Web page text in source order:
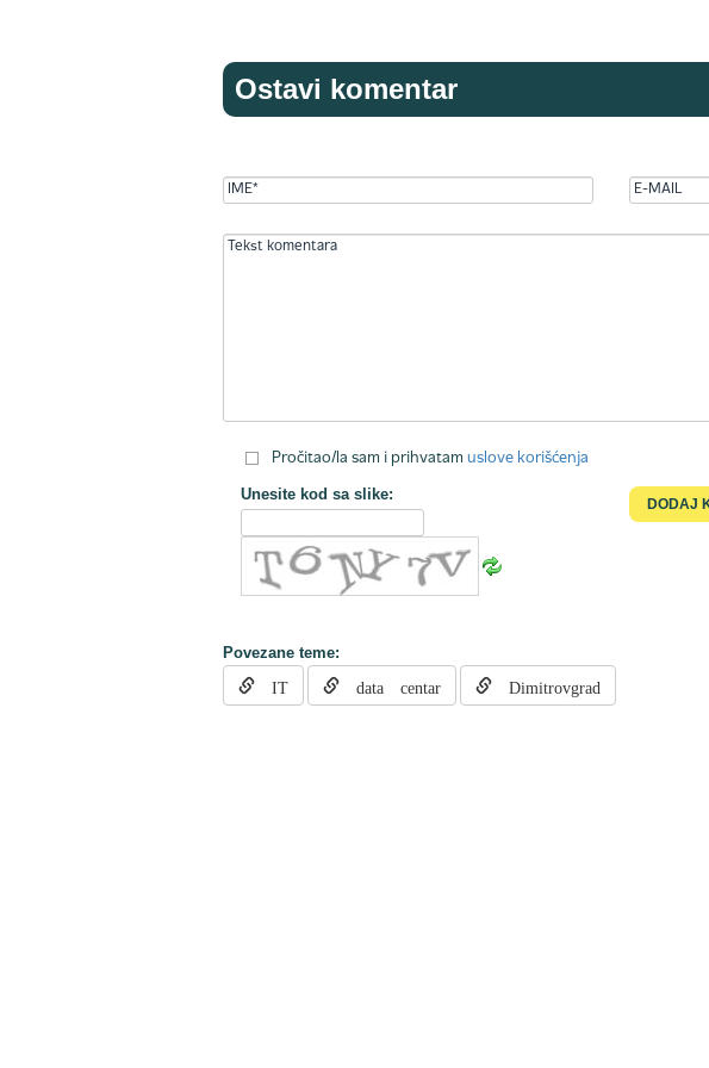
Ostavi komentar
Pročitao/la sam i prihvatam uslove korišćenja
Unesite kod sa slike:
Povezane teme:
IT data centar Dimitrovgrad